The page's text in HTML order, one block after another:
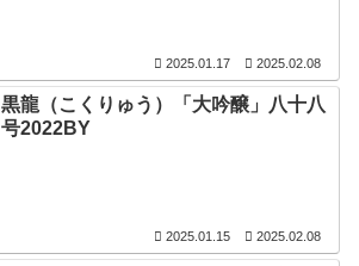
2025.01.17 2025.02.08
黒龍（こくりゅう）「大吟醸」八十八
号2022BY
2025.01.15 2025.02.08